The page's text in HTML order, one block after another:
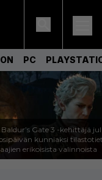
PC
Baldur’s Gate 3 -kehittäjä
kunniaksi
erikoisista valinnoista